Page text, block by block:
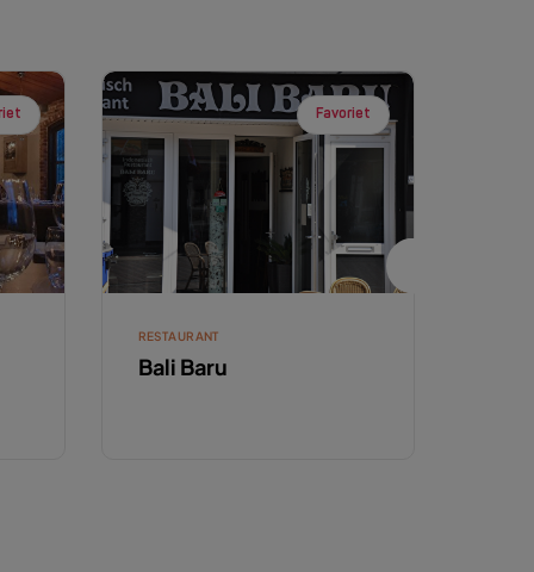
Favoriet
RESTAURANT
Bali Baru